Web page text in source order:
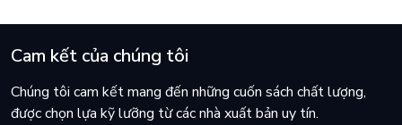
Cam kết của chúng tôi
Chúng tôi cam kết mang đến những cuốn sách chất lượng,
được chọn lựa kỹ lưỡng từ các nhà xuất bản uy tín.